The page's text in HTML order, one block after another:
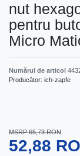
nut
pentru
Micro
Numărul de articol
Producător: ich-zapfe
MSRP 65,73 RON
52,88